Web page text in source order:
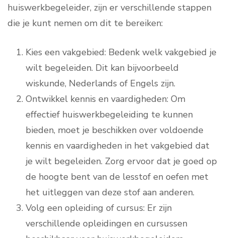
huiswerkbegeleider, zijn er verschillende stappen
die je kunt nemen om dit te bereiken:
Kies een vakgebied: Bedenk welk vakgebied je
wilt begeleiden. Dit kan bijvoorbeeld
wiskunde, Nederlands of Engels zijn.
Ontwikkel kennis en vaardigheden: Om
effectief huiswerkbegeleiding te kunnen
bieden, moet je beschikken over voldoende
kennis en vaardigheden in het vakgebied dat
je wilt begeleiden. Zorg ervoor dat je goed op
de hoogte bent van de lesstof en oefen met
het uitleggen van deze stof aan anderen.
Volg een opleiding of cursus: Er zijn
verschillende opleidingen en cursussen